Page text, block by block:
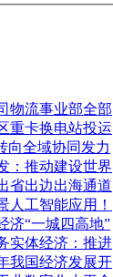
物流事业部全部
重卡换电站投运
向全域协同发力
：推动建设世界
省出边出海通道
人工智能应用！
济“一城四高地”
实体经济：推进
我国经济发展开